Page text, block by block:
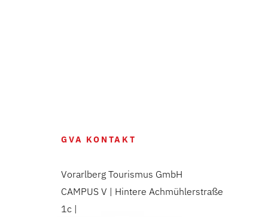
GVA KONTAKT
Vorarlberg Tourismus GmbH
CAMPUS V | Hintere Achmühlerstraße
1c |